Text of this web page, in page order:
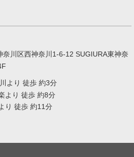
奈川区西神奈川1-6-12 SUGIURA東神奈
より 徒歩 約3分
より 徒歩 約8分
り 徒歩 約11分